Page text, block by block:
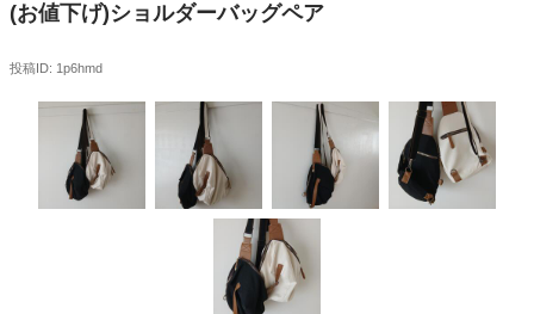
(お値下げ)ショルダーバッグペア
投稿ID: 1p6hmd